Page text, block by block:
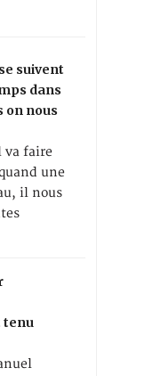
suivent
dans
on nous
va faire
une
il nous
tenu